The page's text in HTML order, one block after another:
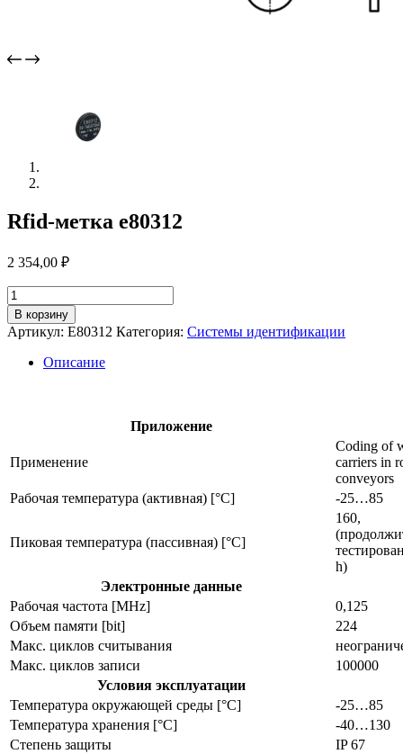
Rfid-метка e80312
2 354,00 ₽
Количество
товара
Rfid-
метка
e80312
В корзину
Артикул: E80312 Категория: Системы идентификации
Описание
Приложение
Применение
Coding of
carriers in
conveyors
Рабочая температура (активная) [°C]
-25…85
Пиковая температура (пассивная) [°C]
160,
h)
Электронные данные
Рабочая частота [MHz]
0,125
Объем памяти [bit]
224
Макс. циклов считывания
Макс. циклов записи
100000
Условия эксплуатации
Температура окружающей среды [°C]
-25…85
Температура хранения [°C]
-40…130
Степень защиты
IP 67